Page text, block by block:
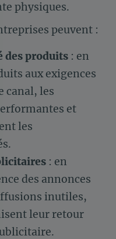
physiques.
peuvent :​
des produits : en
aux exigences
canal, les
et
les
: en
des annonces
inutiles,
leur retour